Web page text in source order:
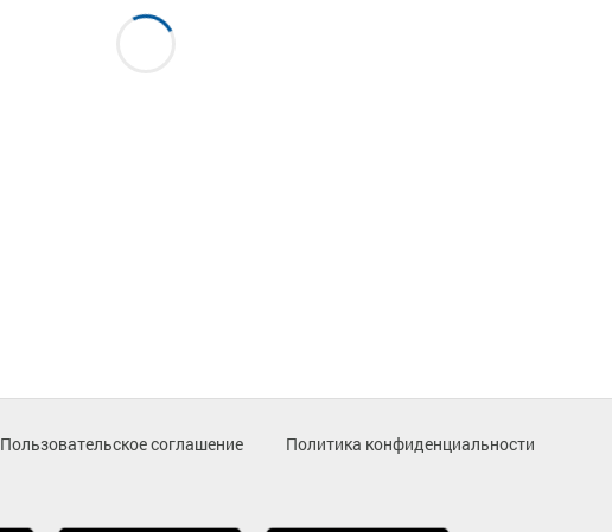
Пользовательское соглашение
Политика конфиденциальности